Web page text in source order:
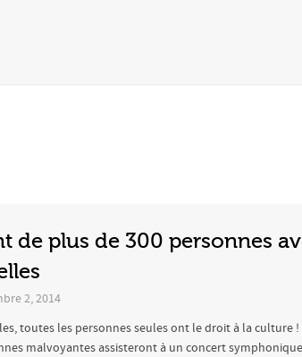
de plus de 300 personnes
2, 2014
toutes les personnes seules ont le droit à la culture !
malvoyantes assisteront à un concert